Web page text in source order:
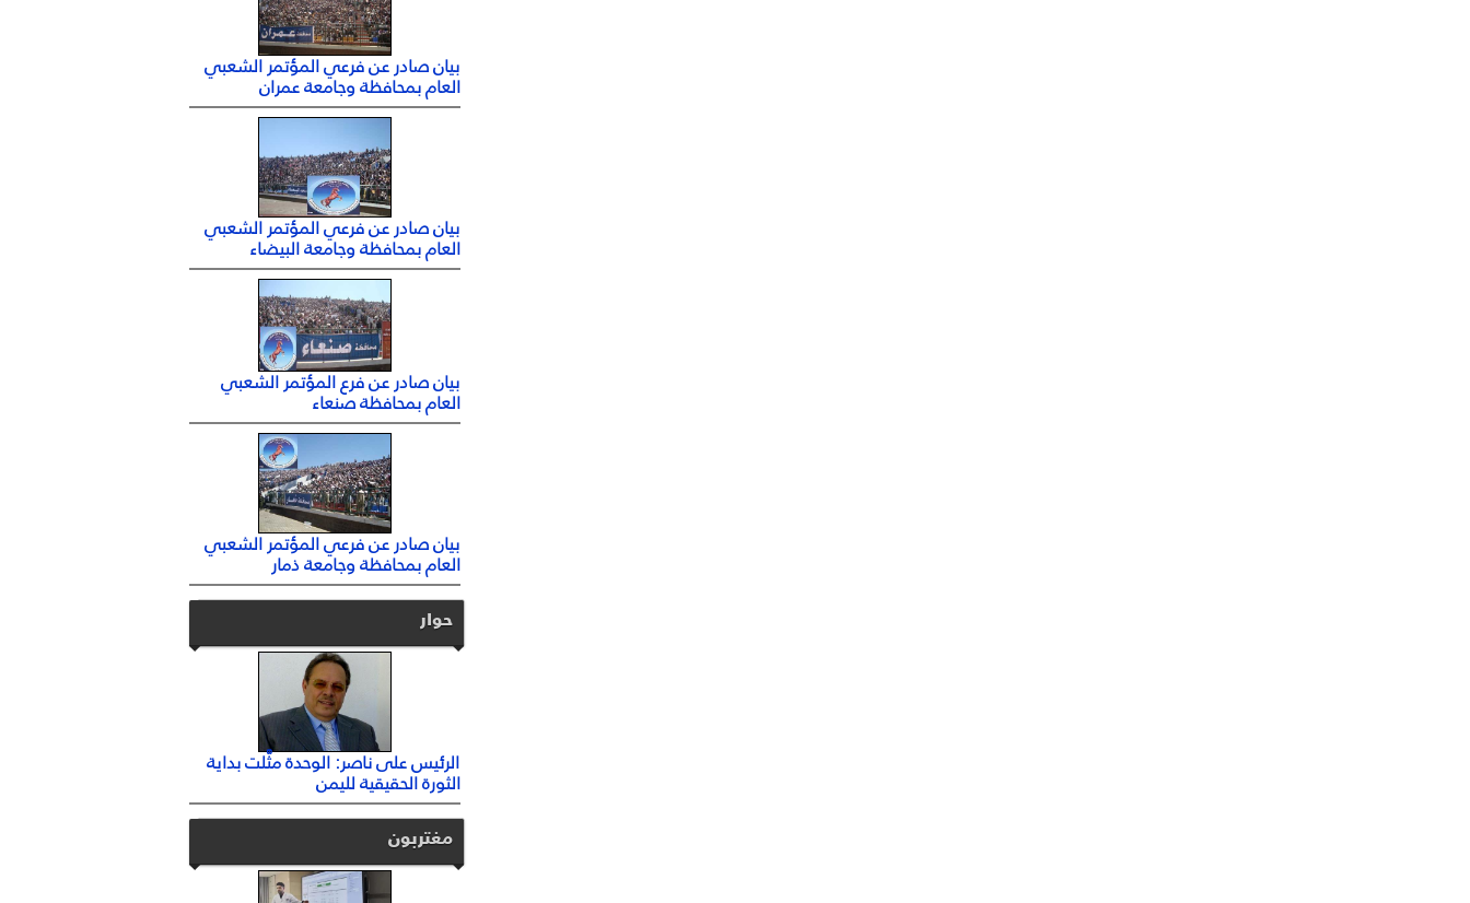
بيان صادر عن فرعي المؤتمر الشعبي
العام بمحافظة وجامعة عمران
بيان صادر عن فرعي المؤتمر الشعبي
العام بمحافظة وجامعة البيضاء
بيان صادر عن فرع المؤتمر الشعبي
العام بمحافظة صنعاء
بيان صادر عن فرعي المؤتمر الشعبي
العام بمحافظة وجامعة ذمار
حوار
الرئيس على ناصر: الوحدة مثَّلت بداية
الثورة الحقيقية لليمن
مغتربون